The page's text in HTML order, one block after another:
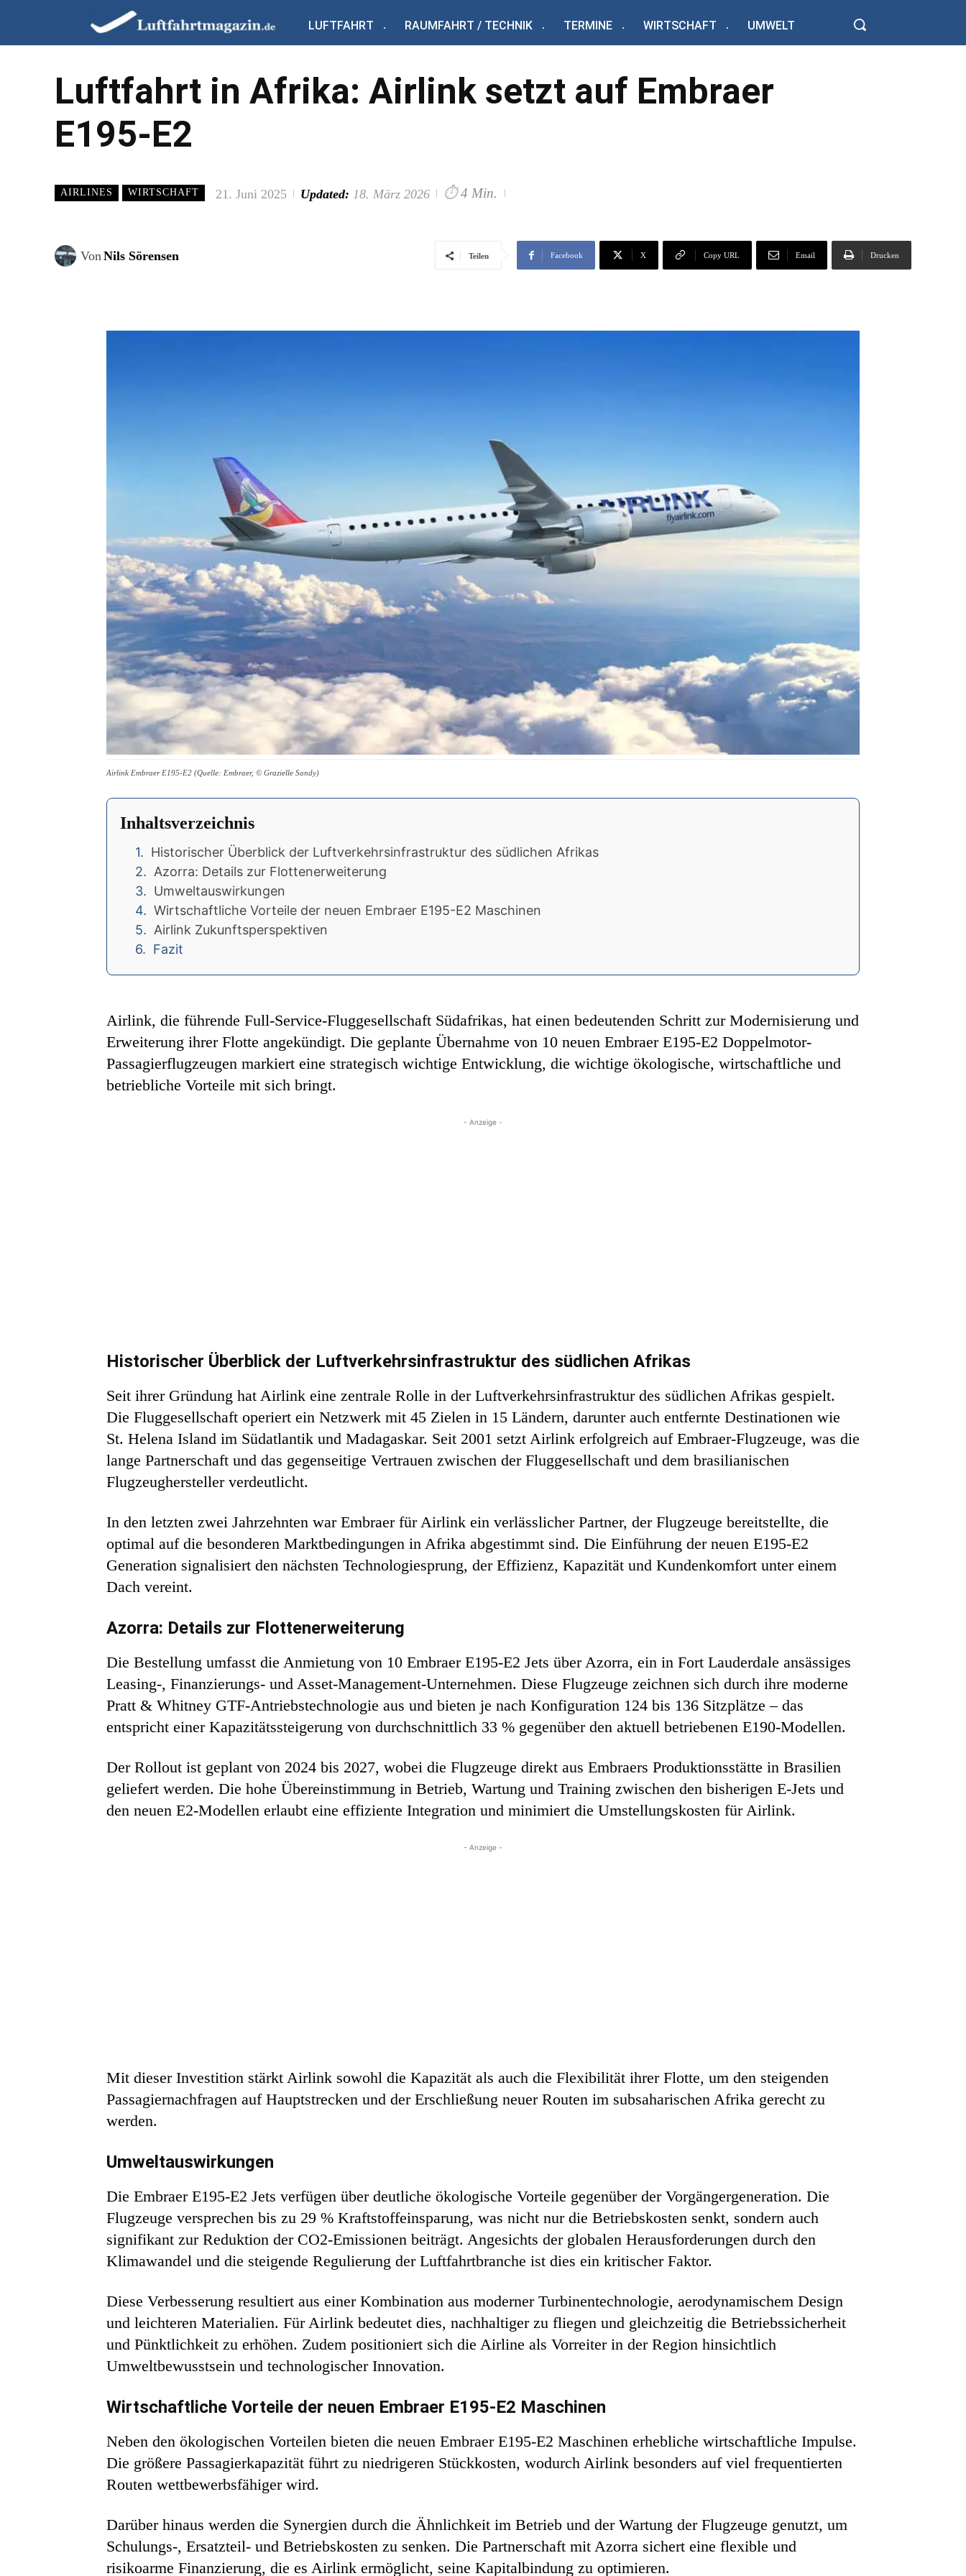
LUFTFAHRT RAUMFAHRT / TECHNIK TERMINE WIRTSCHAFT UMWELT
Luftfahrt in Afrika: Airlink setzt auf Embraer
E195-E2
AIRLINES WIRTSCHAFT 21. Juni 2025 Updated: 18. März 2026 ⏱ 4 Min.
VonNils Sörensen Teilen Facebook X Copy URL Email Drucken
Airlink Embraer E195-E2 (Quelle: Embraer, © Grazielle Sandy)
Inhaltsverzeichnis
Historischer Überblick der Luftverkehrsinfrastruktur des südlichen Afrikas
Azorra: Details zur Flottenerweiterung
Umweltauswirkungen
Wirtschaftliche Vorteile der neuen Embraer E195-E2 Maschinen
Airlink Zukunftsperspektiven
Fazit
Airlink, die führende Full-Service-Fluggesellschaft Südafrikas, hat einen bedeutenden Schritt zur Modernisierung und
Erweiterung ihrer Flotte angekündigt. Die geplante Übernahme von 10 neuen Embraer E195-E2 Doppelmotor-
Passagierflugzeugen markiert eine strategisch wichtige Entwicklung, die wichtige ökologische, wirtschaftliche und
betriebliche Vorteile mit sich bringt.
- Anzeige -
Historischer Überblick der Luftverkehrsinfrastruktur des südlichen Afrikas
Seit ihrer Gründung hat Airlink eine zentrale Rolle in der Luftverkehrsinfrastruktur des südlichen Afrikas gespielt.
Die Fluggesellschaft operiert ein Netzwerk mit 45 Zielen in 15 Ländern, darunter auch entfernte Destinationen wie
St. Helena Island im Südatlantik und Madagaskar. Seit 2001 setzt Airlink erfolgreich auf Embraer-Flugzeuge, was die
lange Partnerschaft und das gegenseitige Vertrauen zwischen der Fluggesellschaft und dem brasilianischen
Flugzeughersteller verdeutlicht.
In den letzten zwei Jahrzehnten war Embraer für Airlink ein verlässlicher Partner, der Flugzeuge bereitstellte, die
optimal auf die besonderen Marktbedingungen in Afrika abgestimmt sind. Die Einführung der neuen E195-E2
Generation signalisiert den nächsten Technologiesprung, der Effizienz, Kapazität und Kundenkomfort unter einem
Dach vereint.
Azorra: Details zur Flottenerweiterung
Die Bestellung umfasst die Anmietung von 10 Embraer E195-E2 Jets über Azorra, ein in Fort Lauderdale ansässiges
Leasing-, Finanzierungs- und Asset-Management-Unternehmen. Diese Flugzeuge zeichnen sich durch ihre moderne
Pratt & Whitney GTF-Antriebstechnologie aus und bieten je nach Konfiguration 124 bis 136 Sitzplätze – das
entspricht einer Kapazitätssteigerung von durchschnittlich 33 % gegenüber den aktuell betriebenen E190-Modellen.
Der Rollout ist geplant von 2024 bis 2027, wobei die Flugzeuge direkt aus Embraers Produktionsstätte in Brasilien
geliefert werden. Die hohe Übereinstimmung in Betrieb, Wartung und Training zwischen den bisherigen E-Jets und
den neuen E2-Modellen erlaubt eine effiziente Integration und minimiert die Umstellungskosten für Airlink.
- Anzeige -
Mit dieser Investition stärkt Airlink sowohl die Kapazität als auch die Flexibilität ihrer Flotte, um den steigenden
Passagiernachfragen auf Hauptstrecken und der Erschließung neuer Routen im subsaharischen Afrika gerecht zu
werden.
Umweltauswirkungen
Die Embraer E195-E2 Jets verfügen über deutliche ökologische Vorteile gegenüber der Vorgängergeneration. Die
Flugzeuge versprechen bis zu 29 % Kraftstoffeinsparung, was nicht nur die Betriebskosten senkt, sondern auch
signifikant zur Reduktion der CO2-Emissionen beiträgt. Angesichts der globalen Herausforderungen durch den
Klimawandel und die steigende Regulierung der Luftfahrtbranche ist dies ein kritischer Faktor.
Diese Verbesserung resultiert aus einer Kombination aus moderner Turbinentechnologie, aerodynamischem Design
und leichteren Materialien. Für Airlink bedeutet dies, nachhaltiger zu fliegen und gleichzeitig die Betriebssicherheit
und Pünktlichkeit zu erhöhen. Zudem positioniert sich die Airline als Vorreiter in der Region hinsichtlich
Umweltbewusstsein und technologischer Innovation.
Wirtschaftliche Vorteile der neuen Embraer E195-E2 Maschinen
Neben den ökologischen Vorteilen bieten die neuen Embraer E195-E2 Maschinen erhebliche wirtschaftliche Impulse.
Die größere Passagierkapazität führt zu niedrigeren Stückkosten, wodurch Airlink besonders auf viel frequentierten
Routen wettbewerbsfähiger wird.
Darüber hinaus werden die Synergien durch die Ähnlichkeit im Betrieb und der Wartung der Flugzeuge genutzt, um
Schulungs-, Ersatzteil- und Betriebskosten zu senken. Die Partnerschaft mit Azorra sichert eine flexible und
risikoarme Finanzierung, die es Airlink ermöglicht, seine Kapitalbindung zu optimieren.